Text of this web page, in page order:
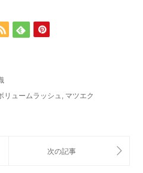
リュームラッシュ
マツエク